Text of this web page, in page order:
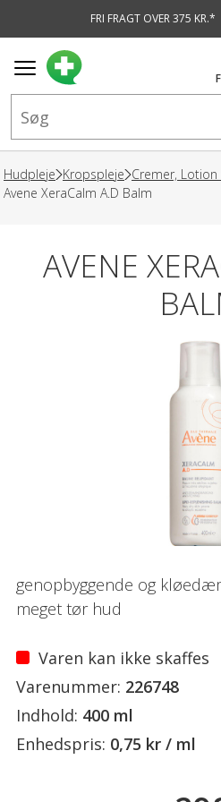
FRI FRAGT OVER 375 KR.*
Hudpleje Kropspleje Cremer, Lotion
Avene XeraCalm A.D Balm
AVENE
genopbyggende og
meget tør hud
Varen kan ikke skaffes
Varenummer: 226748
Indhold: 400 ml
Enhedspris: 0,75 kr / ml